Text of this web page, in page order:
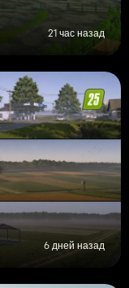
21 час назад
6 дней назад